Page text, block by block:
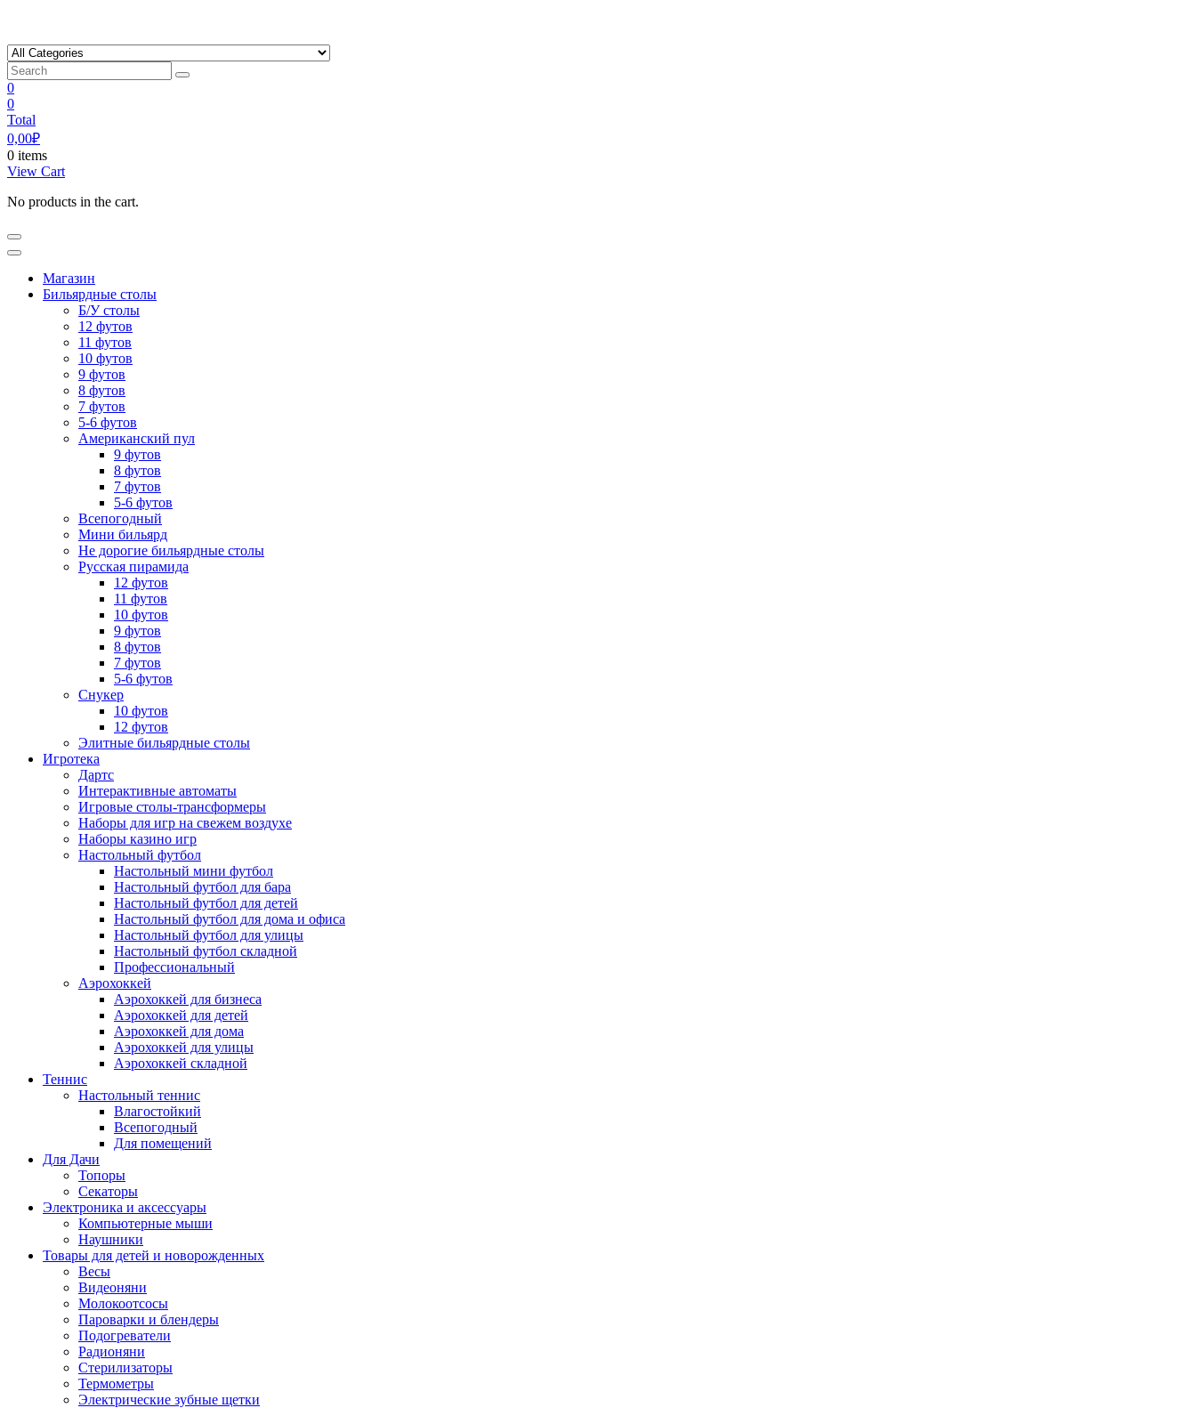
content
0
0
Total
0,00₽
0 items
View Cart
No products in the cart.
Магазин
Бильярдные столы
Б/У столы
12 футов
11 футов
10 футов
9 футов
8 футов
7 футов
5-6 футов
Американский пул
9 футов
8 футов
7 футов
5-6 футов
Всепогодный
Мини бильярд
Не дорогие бильярдные столы
Русская пирамида
12 футов
11 футов
10 футов
9 футов
8 футов
7 футов
5-6 футов
Снукер
10 футов
12 футов
Элитные бильярдные столы
Игротека
Дартс
Интерактивные автоматы
Игровые столы-трансформеры
Наборы для игр на свежем воздухе
Наборы казино игр
Настольный футбол
Настольный мини футбол
Настольный футбол для бара
Настольный футбол для детей
Настольный футбол для дома и офиса
Настольный футбол для улицы
Настольный футбол складной
Профессиональный
Аэрохоккей
Аэрохоккей для бизнеса
Аэрохоккей для детей
Аэрохоккей для дома
Аэрохоккей для улицы
Аэрохоккей складной
Теннис
Настольный теннис
Влагостойкий
Всепогодный
Для помещений
Для Дачи
Топоры
Секаторы
Электроника и аксессуары
Компьютерные мыши
Наушники
Товары для детей и новорожденных
Весы
Видеоняни
Молокоотсосы
Пароварки и блендеры
Подогреватели
Радионяни
Стерилизаторы
Термометры
Электрические зубные щетки